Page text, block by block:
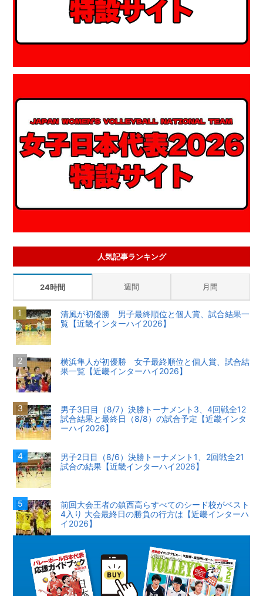
人気記事ランキング
24時間 週間 月間
清風が初優勝 男子最終順位と個人賞、試合結果一
覧【近畿インターハイ2026】
横浜隼人が初優勝 女子最終順位と個人賞、試合結
果一覧【近畿インターハイ2026】
男子3日目（8/7）決勝トーナメント3、4回戦全12
試合結果と最終日（8/8）の試合予定【近畿インタ
ーハイ2026】
男子2日目（8/6）決勝トーナメント1、2回戦全21
試合の結果【近畿インターハイ2026】
前回大会王者の鎮西高らすべてのシード校がベスト
4入り 大会最終日の勝負の行方は【近畿インターハ
イ2026】